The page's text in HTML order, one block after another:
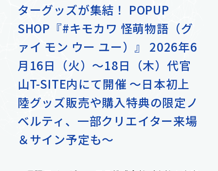
輸入卸売事業
出版流通代行事業
事業紹介 トップ
Contact
お問い合わせ
ターグッズが集結！ POPUP
SHOP『#キモカワ 怪萌物語（グ
ァイ モン ウー ユー）』 2026年6
月16日（火）～18日（木）代官
山T-SITE内にて開催 ～日本初上
陸グッズ販売や購入特典の限定ノ
ベルティ、一部クリエイター来場
＆サイン予定も～